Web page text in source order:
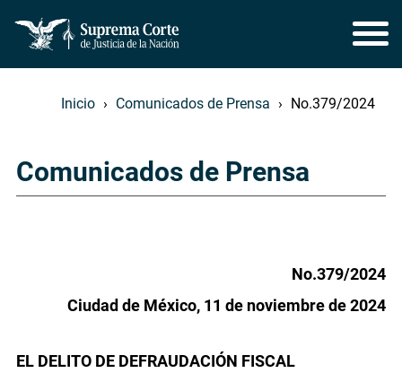
Inicio Comunicados de Prensa No.379/2024
Comunicados de Prensa
No.379/2024
Ciudad de México, 11 de noviembre de 2024
EL DELITO DE DEFRAUDACIÓN FISCAL